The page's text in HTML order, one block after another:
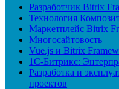
Разработчик Bitrix
Технология
Маркетплейс Bitrix
Многосайтовость
Vue.js и Bitrix
1С-Битрикс:
Разработка и
проектов